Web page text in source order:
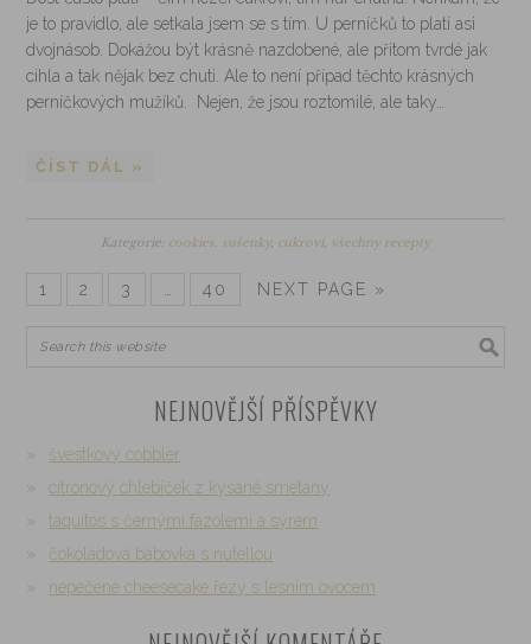
je to pravidlo, ale setkala jsem se s tím. U perníčků to platí asi
dvojnásob. Dokážou být krásně nazdobené, ale přitom tvrdé jak
cihla a tak nějak bez chuti. Ale to není případ těchto krásných
perníčkových mužíků. Nejen, že jsou roztomilé, ale taky…
ČÍST DÁL »
Kategorie: cookies, sušenky, cukroví, všechny recepty
1 2 3 40 NEXT PAGE »
NEJNOVĚJŠÍ PŘÍSPĚVKY
švestkový cobbler
citrónový chlebíček z kysané smetany
taquitos s černými fazolemi a sýrem
čokoládová bábovka s nutellou
nepečené cheesecake řezy s lesním ovocem